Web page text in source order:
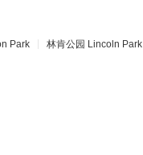
Park 林肯公园 Lincoln Park